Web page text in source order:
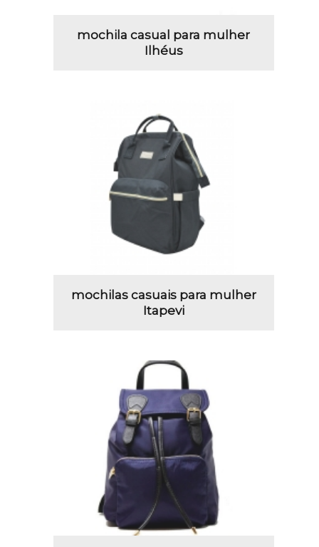
mochila casual para mulher
Ilhéus
mochilas casuais para mulher
Itapevi